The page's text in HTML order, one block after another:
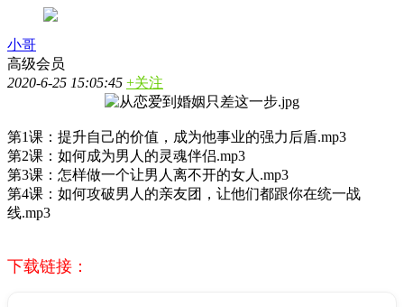
小哥
高级会员
2020-6-25 15:05:45 +关注
第1课：提升自己的价值，成为他事业的强力后盾.mp3
第2课：如何成为男人的灵魂伴侣.mp3
第3课：怎样做一个让男人离不开的女人.mp3
第4课：如何攻破男人的亲友团，让他们都跟你在统一战
线.mp3
下载链接：